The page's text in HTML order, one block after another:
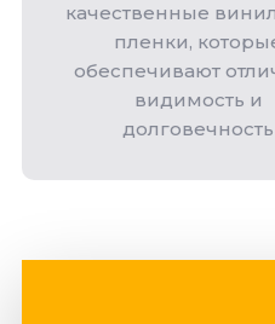
качественные
пленки,
обеспечивают
видимость и
долговечность